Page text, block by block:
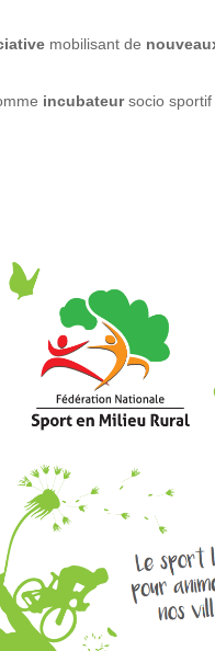
mobilisant de
incubateursocio sportif